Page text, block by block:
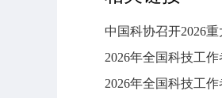
中国科协召开2026
2026年全国科技工
2026年全国科技工